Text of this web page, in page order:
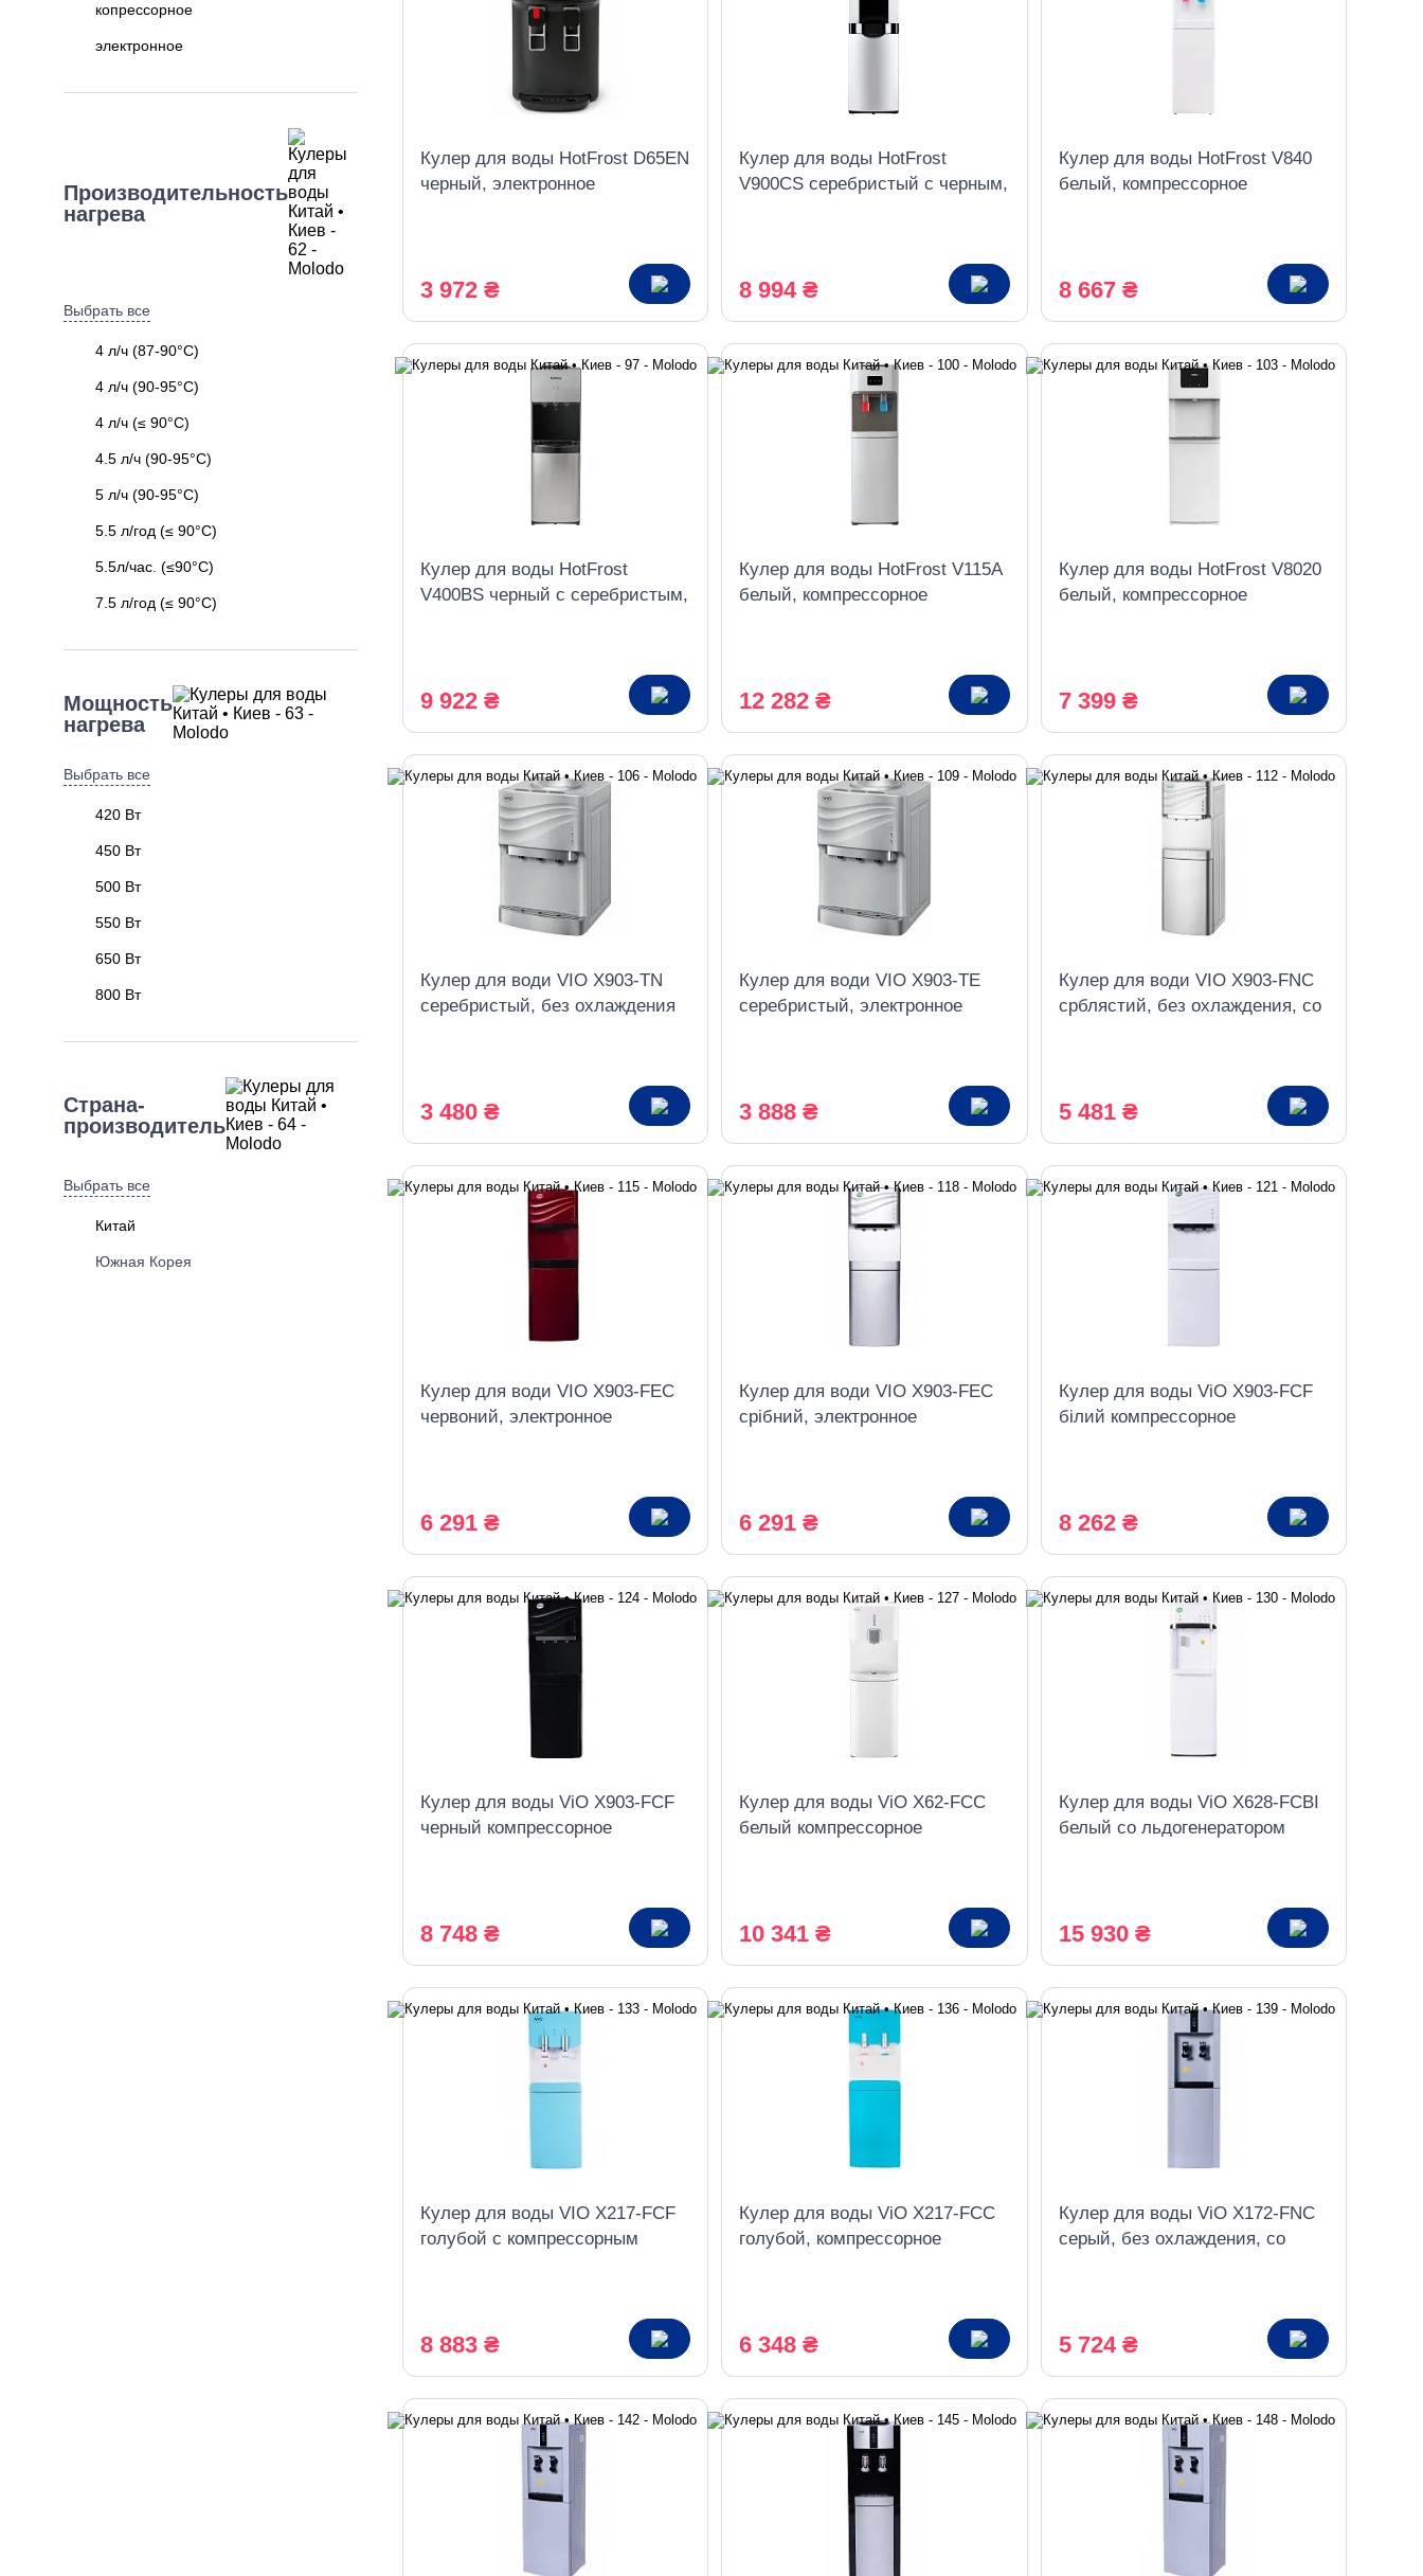
копрессорное
электронное
Производительность
нагрева
Выбрать все
4 л/ч (87-90°C)
4 л/ч (90-95°C)
4 л/ч (≤ 90°C)
4.5 л/ч (90-95°C)
5 л/ч (90-95°C)
5.5 л/год (≤ 90°C)
5.5л/час. (≤90°C)
7.5 л/год (≤ 90°C)
Мощность
нагрева
Выбрать все
420 Вт
450 Вт
500 Вт
550 Вт
650 Вт
800 Вт
Страна-
производитель
Выбрать все
Китай
Южная Корея
Кулер для воды HotFrost D65EN
черный, электронное
3 972 ₴
Кулер для воды HotFrost
V900CS серебристый с черным,
8 994 ₴
Кулер для воды HotFrost V840
белый, компрессорное
8 667 ₴
Кулер для воды HotFrost
V400BS черный с серебристым,
9 922 ₴
Кулер для воды HotFrost V115A
белый, компрессорное
12 282 ₴
Кулер для воды HotFrost V8020
белый, компрессорное
7 399 ₴
Кулер для води VIO X903-TN
серебристый, без охлаждения
3 480 ₴
Кулер для води VIO X903-TE
серебристый, электронное
3 888 ₴
Кулер для води VIO X903-FNC
срблястий, без охлаждения, со
5 481 ₴
Кулер для води VIO X903-FEC
червоний, электронное
6 291 ₴
Кулер для води VIO X903-FEC
срібний, электронное
6 291 ₴
Кулер для воды ViO X903-FCF
білий компрессорное
8 262 ₴
Кулер для воды ViO X903-FCF
черный компрессорное
8 748 ₴
Кулер для воды ViO X62-FCC
белый компрессорное
10 341 ₴
Кулер для воды ViO X628-FCBI
белый со льдогенератором
15 930 ₴
Кулер для воды VIO Х217-FCF
голубой с компрессорным
8 883 ₴
Кулер для воды ViO X217-FCC
голубой, компрессорное
6 348 ₴
Кулер для воды ViO X172-FNC
серый, без охлаждения, со
5 724 ₴